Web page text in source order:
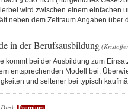
wird zwischen einem einfachen
neben dem Zeitraum Angaben über
in der Berufsausbildung
kommt bei der Ausbildung zum
entsprechenden Modell bei.
und seltener bei typisch